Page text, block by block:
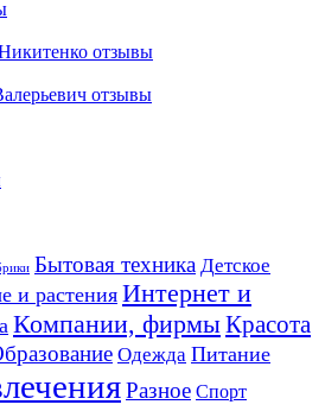
отзывы
отзывы
Бытовая техника Детское
и растения Интернет и
Компании, фирмыКрасота
Одежда Питание
Разное Спорт